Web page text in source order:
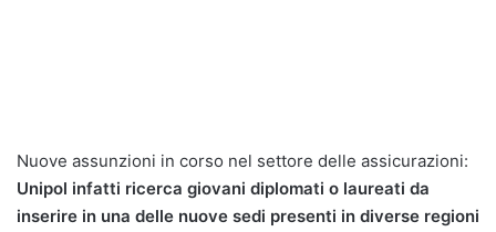
Nuove assunzioni in corso nel settore delle assicurazioni:
Unipol infatti ricerca giovani diplomati o laureati da
inserire in una delle nuove sedi presenti in diverse regioni